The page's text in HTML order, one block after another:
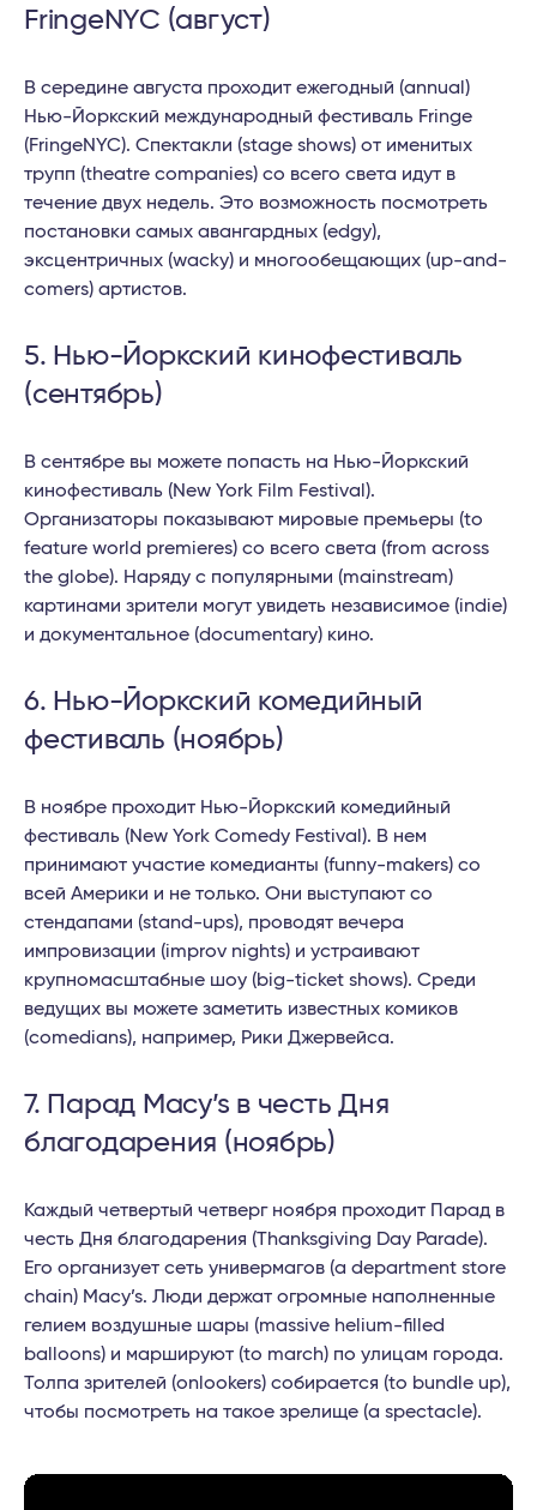
FringeNYC (август)
В середине августа проходит ежегодный (annual)
Нью-Йоркский международный фестиваль Fringe
(FringeNYC). Спектакли (stage shows) от именитых
трупп (theatre companies) со всего света идут в
течение двух недель. Это возможность посмотреть
постановки самых авангардных (edgy),
эксцентричных (wacky) и многообещающих (up-and-
comers) артистов.
5. Нью-Йоркский кинофестиваль
(сентябрь)
В сентябре вы можете попасть на Нью-Йоркский
кинофестиваль (New York Film Festival).
Организаторы показывают мировые премьеры (to
feature world premieres) со всего света (from across
the globe). Наряду с популярными (mainstream)
картинами зрители могут увидеть независимое (indie)
и документальное (documentary) кино.
6. Нью-Йоркский комедийный
фестиваль (ноябрь)
В ноябре проходит Нью-Йоркский комедийный
фестиваль (New York Comedy Festival). В нем
принимают участие комедианты (funny-makers) со
всей Америки и не только. Они выступают со
стендапами (stand-ups), проводят вечера
импровизации (improv nights) и устраивают
крупномасштабные шоу (big-ticket shows). Среди
ведущих вы можете заметить известных комиков
(comedians), например, Рики Джервейса.
7. Парад Macy’s в честь Дня
благодарения (ноябрь)
Каждый четвертый четверг ноября проходит Парад в
честь Дня благодарения (Thanksgiving Day Parade).
Его организует сеть универмагов (a department store
chain) Macy’s. Люди держат огромные наполненные
гелием воздушные шары (massive helium-filled
balloons) и маршируют (to march) по улицам города.
Толпа зрителей (onlookers) собирается (to bundle up),
чтобы посмотреть на такое зрелище (a spectacle).